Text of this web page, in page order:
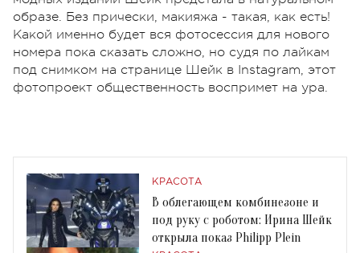
образе. Без прически, макияжа - такая, как есть!
Какой именно будет вся фотосессия для нового
номера пока сказать сложно, но судя по лайкам
под снимком на странице Шейк в Instagram, этот
фотопроект общественность воспримет на ура.
КРАСОТА
В облегающем комбинезоне и
под руку с роботом: Ирина Шейк
открыла показ Philipp Plein